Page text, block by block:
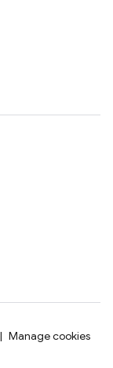
Manage cookies